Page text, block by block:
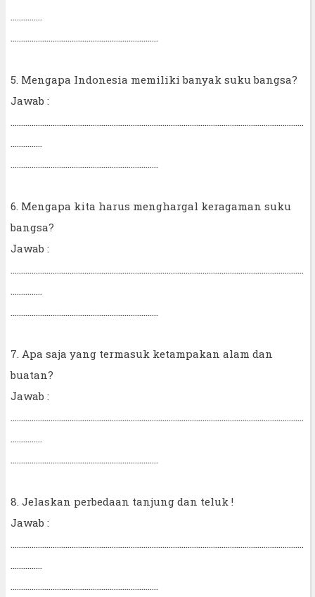
5. Mengapa Indonesia memiliki banyak suku bangsa?
Jawab :
6. Mengapa kita harus menghargal keragaman suku
bangsa?
Jawab :
7. Apa saja yang termasuk ketampakan alam dan
buatan?
Jawab :
8. Jelaskan perbedaan tanjung dan teluk !
Jawab :